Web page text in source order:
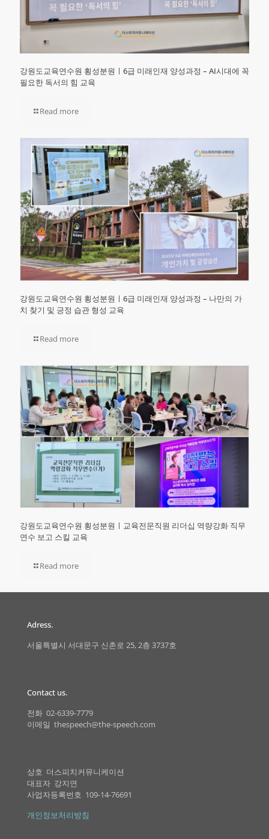
강원도교육연수원 횡성분원ㅣ6급 미래인재 양성과정 – AI시대에 꼭
필요한 독서의 힘 교육
Read more
강원도교육연수원 횡성분원ㅣ6급 미래인재 양성과정 – 나만의 가
치 찾기 및 긍정 습관 형성 교육
Read more
강원도교육연수원 횡성분원ㅣ교육전문직원 리더십 역량강화 직무
연수 보고 스킬 교육
Read more
Adress.
서울특별시 서대문구 신촌로 25, 2층 3737호
Contact us.
전화 02-6339-7779
이메일 thespeech@the-speech.com
상호 더스피치커뮤니케이션
대표자 강지연
사업자등록번호 109-14-76691
개인정보처리방침